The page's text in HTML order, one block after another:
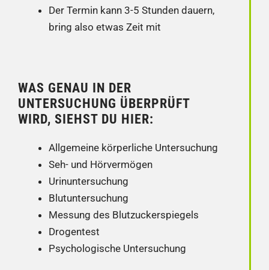
Der Termin kann 3-5 Stunden dauern,
bring also etwas Zeit mit
WAS GENAU IN DER
UNTERSUCHUNG ÜBERPRÜFT
WIRD, SIEHST DU HIER:
Allgemeine körperliche Untersuchung
Seh- und Hörvermögen
Urinuntersuchung
Blutuntersuchung
Messung des Blutzuckerspiegels
Drogentest
Psychologische Untersuchung